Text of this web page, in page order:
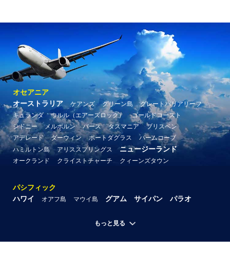
オセアニア
オーストラリア
ケアンズ グリーン島
グレートバリアリーフ
キュランダ
ウルル（エアーズロック）
ゴールドコースト
シドニー
メルボルン パース タスマニア
ブリスベン
アデレード
ダーウィン ポートダグラス
パームコーブ
ハミルトン島
アリススプリングス ニュージーランド
オークランド クライストチャーチ クィーンズタウン
パシフィック
ハワイ
オアフ島 マウイ島 グアム サイパン パラオ
もっと見る